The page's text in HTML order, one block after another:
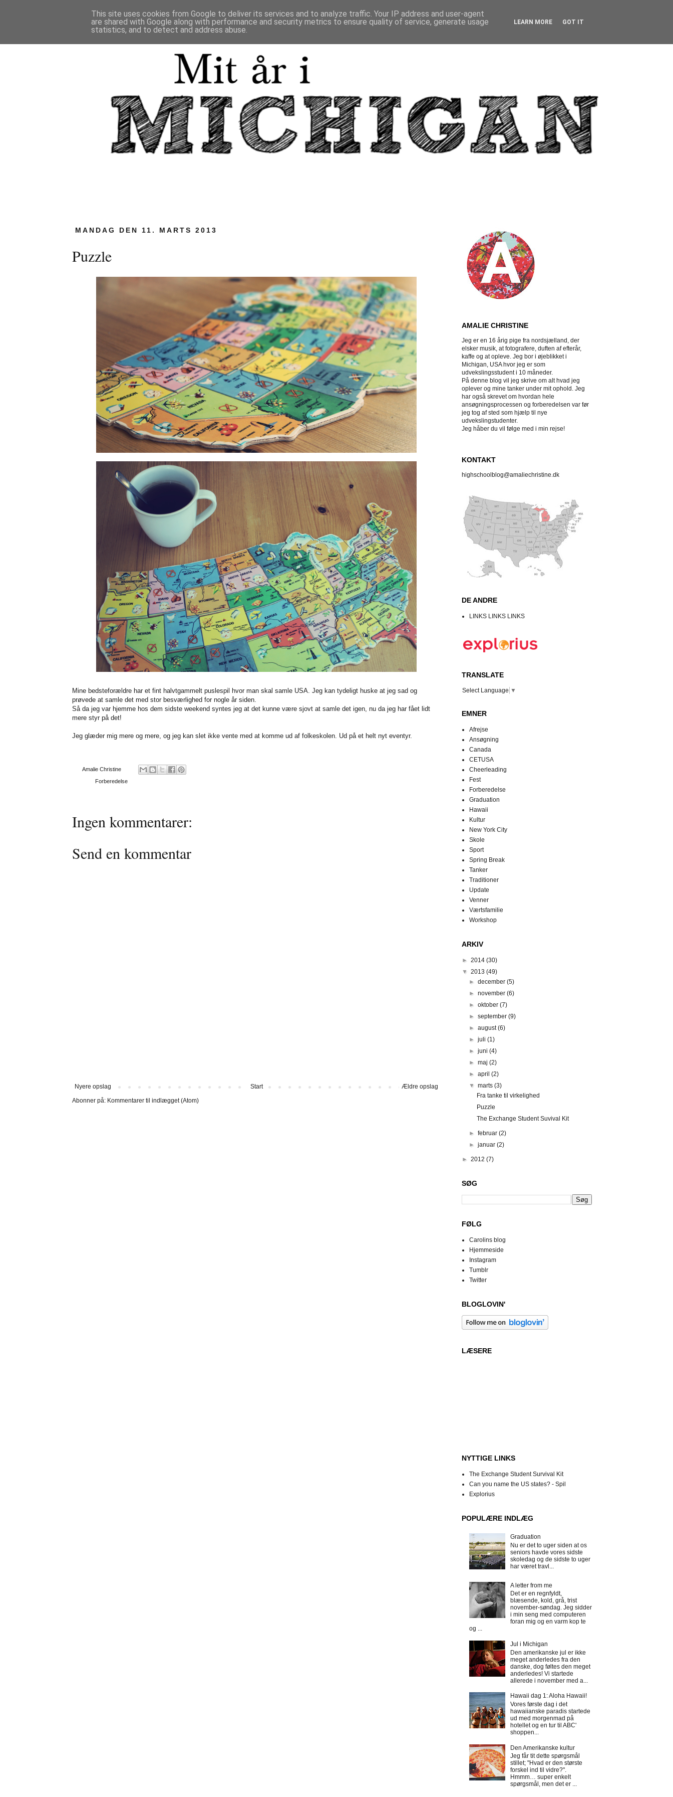
MANDAG DEN 11. MARTS 2013
Puzzle
Mine bedsteforældre har et fint halvtgammelt puslespil hvor man skal samle USA. Jeg kan tydeligt huske at jeg sad og
prøvede at samle det med stor besværlighed for nogle år siden.
Så da jeg var hjemme hos dem sidste weekend syntes jeg at det kunne være sjovt at samle det igen, nu da jeg har fået lidt
mere styr på det!
Jeg glæder mig mere og mere, og jeg kan slet ikke vente med at komme ud af folkeskolen. Ud på et helt nyt eventyr.
Amalie Christine
Forberedelse
Ingen kommentarer:
Send en kommentar
Nyere opslag Ældre opslag
Start
Abonner på: Kommentarer til indlægget (Atom)
AMALIE CHRISTINE
Jeg er en 16 årig pige fra nordsjælland, der
elsker musik, at fotografere, duften af efterår,
kaffe og at opleve. Jeg bor i øjeblikket i
Michigan, USA hvor jeg er som
udvekslingsstudent i 10 måneder.
På denne blog vil jeg skrive om alt hvad jeg
oplever og mine tanker under mit ophold. Jeg
har også skrevet om hvordan hele
ansøgningsprocessen og forberedelsen var før
jeg tog af sted som hjælp til nye
udvekslingstudenter.
Jeg håber du vil følge med i min rejse!
KONTAKT
highschoolblog@amaliechristine.dk
DE ANDRE
LINKS LINKS LINKS
TRANSLATE
Select Language ▼
EMNER
Afrejse
Ansøgning
Canada
CETUSA
Cheerleading
Fest
Forberedelse
Graduation
Hawaii
Kultur
New York City
Skole
Sport
Spring Break
Tanker
Traditioner
Update
Venner
Værtsfamilie
Workshop
ARKIV
► 2014 (30)
▼ 2013 (49)
►december(5)
►november(6)
►oktober(7)
►september(9)
►august(6)
►juli(1)
►juni(4)
►maj(2)
►april(2)
▼marts(3)
Fra tanke til virkelighed
Puzzle
The Exchange Student Suvival Kit
►februar(2)
►januar(2)
► 2012 (7)
SØG
FØLG
Carolins blog
Hjemmeside
Instagram
Tumblr
Twitter
BLOGLOVIN'
LÆSERE
NYTTIGE LINKS
The Exchange Student Survival Kit
Can you name the US states? - Spil
Explorius
POPULÆRE INDLÆG
Graduation
Nu er det to uger siden at os
seniors havde vores sidste
skoledag og de sidste to uger
har været travl...
A letter from me
Det er en regnfyldt,
blæsende, kold, grå, trist
november-søndag. Jeg sidder
i min seng med computeren
foran mig og en varm kop te
og ...
Jul i Michigan
Den amerikanske jul er ikke
meget anderledes fra den
danske, dog føltes den meget
anderledes! Vi startede
allerede i november med a...
Hawaii dag 1: Aloha Hawaii!
Vores første dag i det
hawaiianske paradis startede
ud med morgenmad på
hotellet og en tur til ABC'
shoppen...
Den Amerikanske kultur
Jeg får tit dette spørgsmål
stillet; "Hvad er den største
forskel ind til vidre?".
Hmmm… super enkelt
spørgsmål, men det er ...
This site uses cookies from Google to deliver its services and to analyze traffic. Your IP address and user-agent
are shared with Google along with performance and security metrics to ensure quality of service, generate usage
statistics, and to detect and address abuse.
LEARN MORE GOT IT